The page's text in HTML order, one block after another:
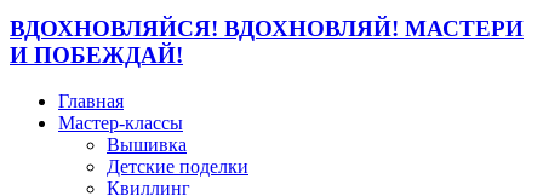
ВДОХНОВЛЯЙСЯ! ВДОХНОВЛЯЙ! МАСТЕРИ
И ПОБЕЖДАЙ!
Главная
Мастер-классы
Вышивка
Детские поделки
Квиллинг